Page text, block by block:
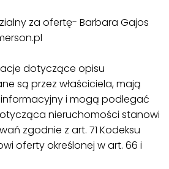
za ofertę- Barbara Gajos
dotyczące opisu
są przez właściciela, mają
i mogą podlegać
nieruchomości stanowi
zgodnie z art. 71 Kodeksu
oferty określonej w art. 66 i